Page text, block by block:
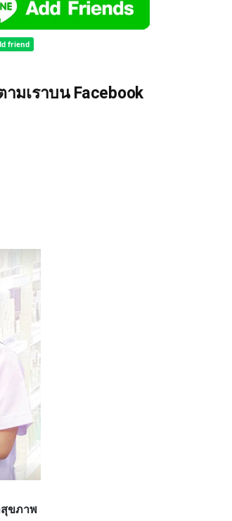
มเราบน Facebook
ขภาพ